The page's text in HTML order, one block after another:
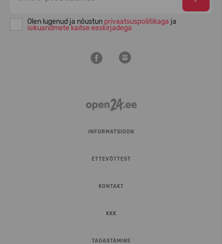
Olen lugenud ja nõustun privaatsuspoliitikaga ja
isikuandmete kaitse eeskirjadega
INFORMATSIOON
ETTEVÕTTEST
KONTAKT
KKK
TAGASTAMINE